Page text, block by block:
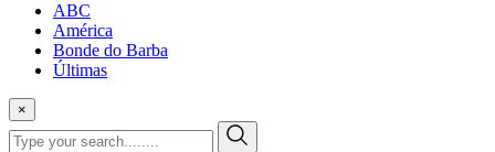
ABC
América
Bonde do Barba
Últimas
×